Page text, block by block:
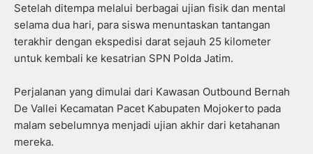
Setelah ditempa melalui berbagai ujian fisik dan mental
selama dua hari, para siswa menuntaskan tantangan
terakhir dengan ekspedisi darat sejauh 25 kilometer
untuk kembali ke kesatrian SPN Polda Jatim.
Perjalanan yang dimulai dari Kawasan Outbound Bernah
De Vallei Kecamatan Pacet Kabupaten Mojokerto pada
malam sebelumnya menjadi ujian akhir dari ketahanan
mereka.